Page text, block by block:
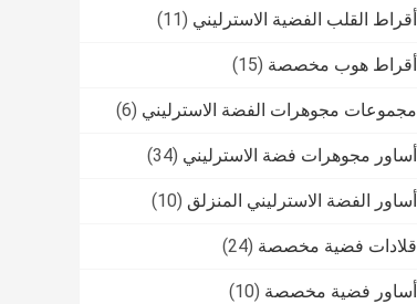
أقراط القلب الفضية الاسترليني (11)
أقراط هوب مخصصة (15)
مجموعات مجوهرات الفضة الاسترليني (6)
أساور مجوهرات فضة الاسترليني (34)
أساور الفضة الاسترليني المنزلق (10)
قلادات فضية مخصصة (24)
أساور فضية مخصصة (10)